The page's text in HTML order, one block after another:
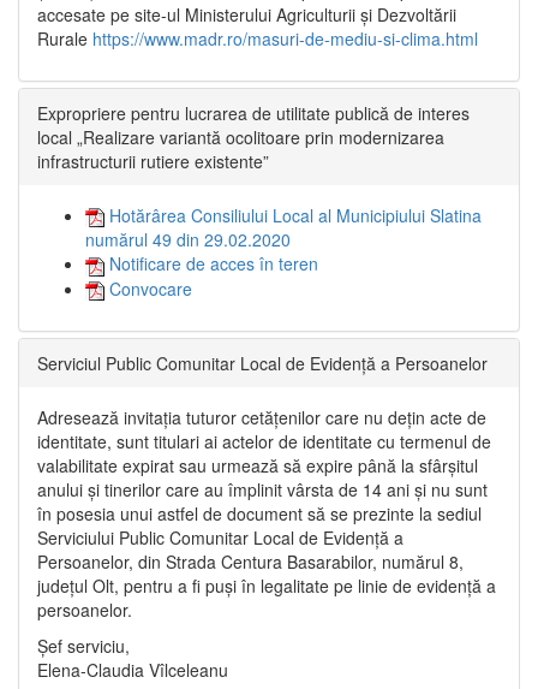
accesate pe site-ul Ministerului Agriculturii și Dezvoltării
Rurale https://www.madr.ro/masuri-de-mediu-si-clima.html
Expropriere pentru lucrarea de utilitate publică de interes
local „Realizare variantă ocolitoare prin modernizarea
infrastructurii rutiere existente”
Hotărârea Consiliului Local al Municipiului Slatina
numărul 49 din 29.02.2020
Notificare de acces în teren
Convocare
Serviciul Public Comunitar Local de Evidență a Persoanelor
Adresează invitația tuturor cetățenilor care nu dețin acte de
identitate, sunt titulari ai actelor de identitate cu termenul de
valabilitate expirat sau urmează să expire până la sfârșitul
anului și tinerilor care au împlinit vârsta de 14 ani și nu sunt
în posesia unui astfel de document să se prezinte la sediul
Serviciului Public Comunitar Local de Evidență a
Persoanelor, din Strada Centura Basarabilor, numărul 8,
județul Olt, pentru a fi puși în legalitate pe linie de evidență a
persoanelor.
Șef serviciu,
Elena-Claudia Vîlceleanu